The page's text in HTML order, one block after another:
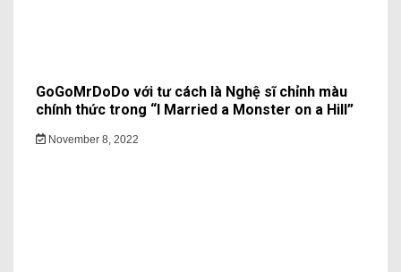
GoGoMrDoDo với tư cách là Nghệ sĩ chỉnh màu
chính thức trong “I Married a Monster on a Hill”
November 8, 2022